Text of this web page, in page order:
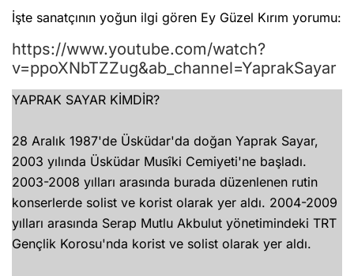
İşte sanatçının yoğun ilgi gören Ey Güzel Kırım yorumu:
https://www.youtube.com/watch?
v=ppoXNbTZZug&ab_channel=YaprakSayar
YAPRAK SAYAR KİMDİR?
28 Aralık 1987'de Üsküdar'da doğan Yaprak Sayar,
2003 yılında Üsküdar Musîki Cemiyeti'ne başladı.
2003-2008 yılları arasında burada düzenlenen rutin
konserlerde solist ve korist olarak yer aldı. 2004-2009
yılları arasında Serap Mutlu Akbulut yönetimindeki TRT
Gençlik Korosu'nda korist ve solist olarak yer aldı.